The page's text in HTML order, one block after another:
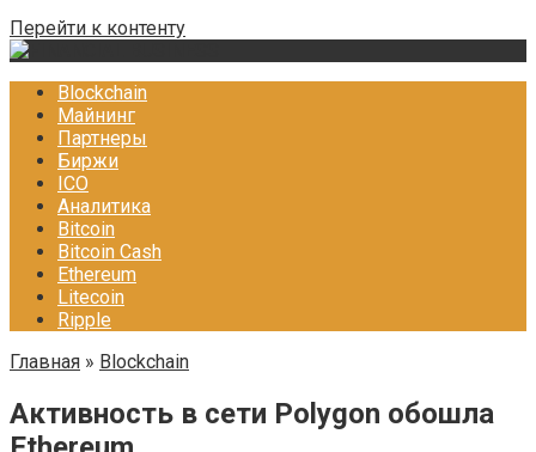
Перейти к контенту
Blockchain
Майнинг
Партнеры
Биржи
ICO
Аналитика
Bitcoin
Bitcoin Cash
Ethereum
Litecoin
Ripple
Главная » Blockchain
Активность в сети Polygon обошла